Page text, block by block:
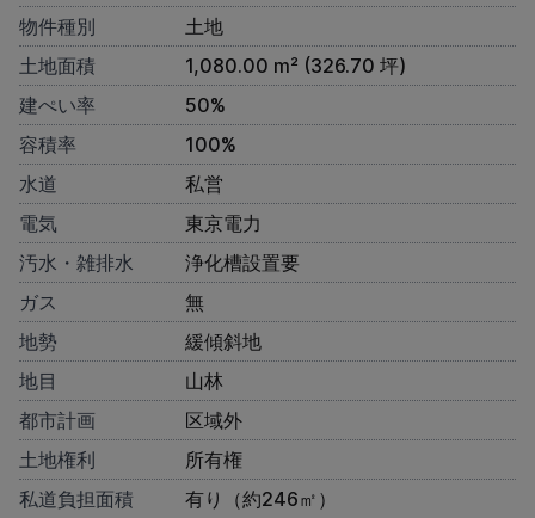
物件種別
土地
土地面積
1,080.00 m² (326.70 坪)
建ぺい率
50%
容積率
100%
水道
私営
電気
東京電力
汚水・雑排水
浄化槽設置要
ガス
無
地勢
緩傾斜地
地目
山林
都市計画
区域外
土地権利
所有権
私道負担面積
有り（約246㎡）